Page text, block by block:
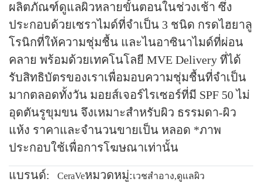
ผลิตภัณฑ์ดูแลผิวหลายขั้นตอนในช่วงเช้า ซึ่ง
ประกอบด้วยเซราไมด์ที่จำเป็น 3 ชนิด กรดไฮยาลู
โรนิกที่ให้ความชุ่มชื้น และไนอาซินาไมด์ที่ผ่อน
คลาย พร้อมด้วยเทคโนโลยี MVE Delivery ที่ได้
รับสิทธิบัตรของเราเพื่อมอบความชุ่มชื้นที่จำเป็น
มากตลอดทั้งวัน มอยส์เจอร์ไรเซอร์ที่มี SPF 50 ไม่
อุดตันรูขุมขน จึงเหมาะสำหรับผิว ธรรมดา-ผิว
แห้ง ราคาและจำนวนขายเป็น หลอด *ภาพ
ประกอบใช้เพื่อการโฆษณาเท่านั้น
แบรนด์: CeraVeหมวดหมู่:เวชสำอาง,ดูแลผิว